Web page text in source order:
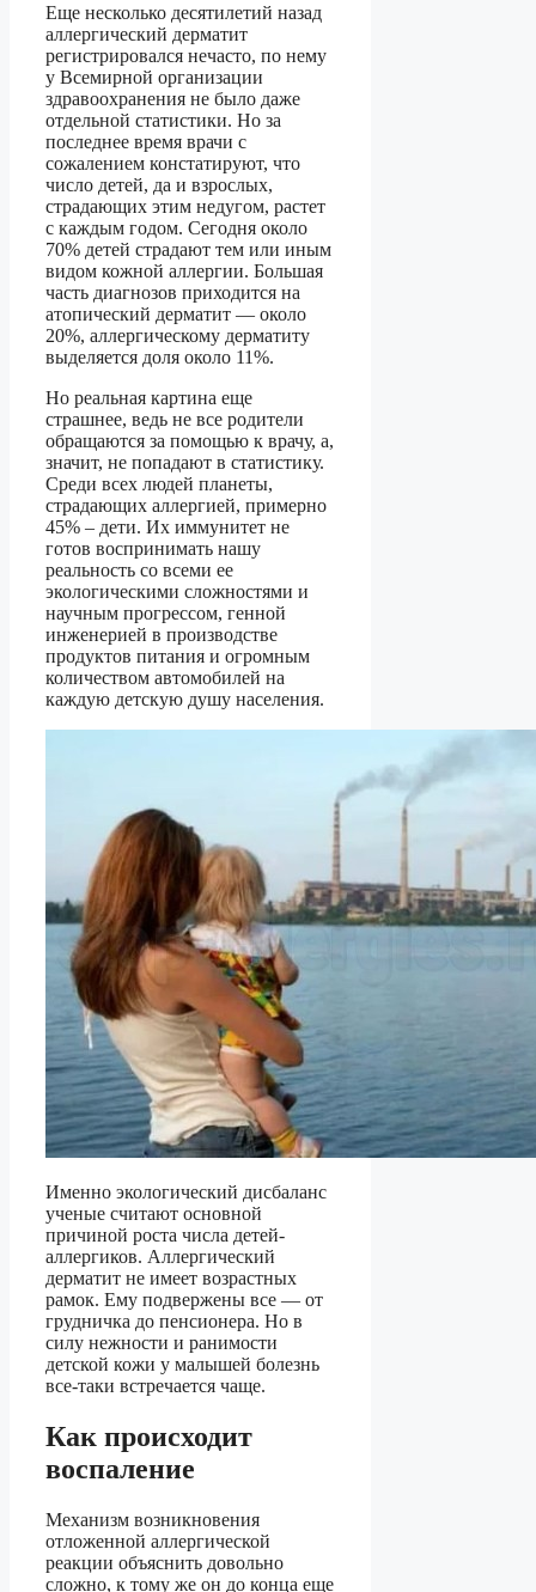
Еще несколько десятилетий назад
аллергический дерматит
регистрировался нечасто, по нему
у Всемирной организации
здравоохранения не было даже
отдельной статистики. Но за
последнее время врачи с
сожалением констатируют, что
число детей, да и взрослых,
страдающих этим недугом, растет
с каждым годом. Сегодня около
70% детей страдают тем или иным
видом кожной аллергии. Большая
часть диагнозов приходится на
атопический дерматит — около
20%, аллергическому дерматиту
выделяется доля около 11%.
Но реальная картина еще
страшнее, ведь не все родители
обращаются за помощью к врачу, а,
значит, не попадают в статистику.
Среди всех людей планеты,
страдающих аллергией, примерно
45% – дети. Их иммунитет не
готов воспринимать нашу
реальность со всеми ее
экологическими сложностями и
научным прогрессом, генной
инженерией в производстве
продуктов питания и огромным
количеством автомобилей на
каждую детскую душу населения.
Именно экологический дисбаланс
ученые считают основной
причиной роста числа детей-
аллергиков. Аллергический
дерматит не имеет возрастных
рамок. Ему подвержены все — от
грудничка до пенсионера. Но в
силу нежности и ранимости
детской кожи у малышей болезнь
все-таки встречается чаще.
Как происходит
воспаление
Механизм возникновения
отложенной аллергической
реакции объяснить довольно
сложно, к тому же он до конца еще